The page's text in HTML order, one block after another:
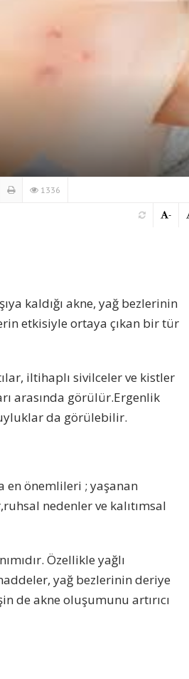
1336
-
kaldığı akne, yağ bezlerinin
etkisiyle ortaya çıkan bir tür
iltihaplı sivilceler ve kistler
arasında görülür.Ergenlik
da görülebilir.
en önemlileri ; yaşanan
nedenler ve kalıtımsal
Özellikle yağlı
yağ bezlerinin deriye
de akne oluşumunu artırıcı